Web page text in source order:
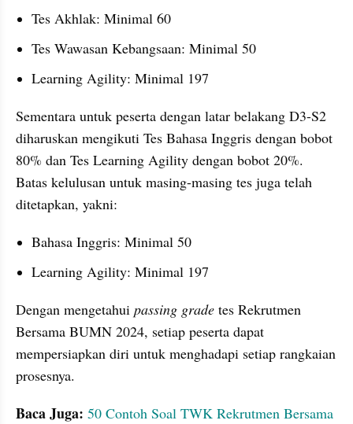
Tes Akhlak: Minimal 60
Tes Wawasan Kebangsaan: Minimal 50
Learning Agility: Minimal 197
Sementara untuk peserta dengan latar belakang D3-S2
diharuskan mengikuti Tes Bahasa Inggris dengan bobot
80% dan Tes Learning Agility dengan bobot 20%.
Batas kelulusan untuk masing-masing tes juga telah
ditetapkan, yakni:
Bahasa Inggris: Minimal 50
Learning Agility: Minimal 197
Dengan mengetahui passing grade tes Rekrutmen
Bersama BUMN 2024, setiap peserta dapat
mempersiapkan diri untuk menghadapi setiap rangkaian
prosesnya.
Baca Juga: 50 Contoh Soal TWK Rekrutmen Bersama